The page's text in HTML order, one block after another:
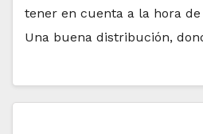
tener en cuenta a la hora
Una buena distribución,